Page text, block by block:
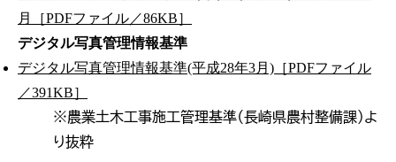
月［PDFファイル／86KB］
デジタル写真管理情報基準
デジタル写真管理情報基準(平成28年3月)［PDFファイル
／391KB］
※農業土木工事施工管理基準（長崎県農村整備課）よ
り抜粋